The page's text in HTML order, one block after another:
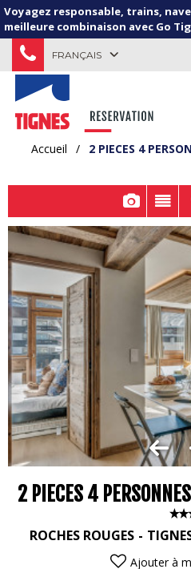
Voyagez responsable, trains,
meilleure combinaison avec Go
FRANÇAIS
Accueil / 2 PIECES 4
2 PIECES 4
ROCHES ROUGES
Ajouter à